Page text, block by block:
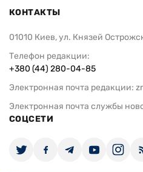
КОНТАКТЫ
01010 Киев, ул. Князей
Телефон редакции:
+380 (44) 280-04-85
Электронная почта редакции:
Электронная почта службы
СОЦСЕТИ